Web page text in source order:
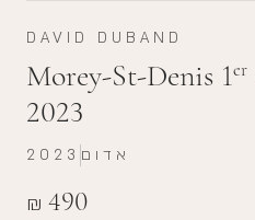
DAVID DUBAND
Morey-St-Denis 1er
2023
₪ 490
2023 אדום